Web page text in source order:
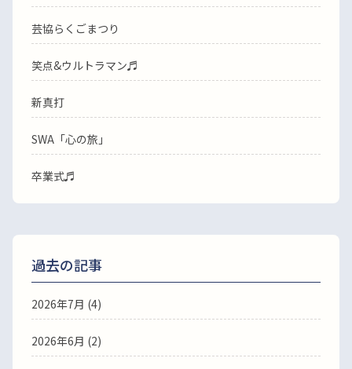
芸協らくごまつり
笑点&ウルトラマン♬
新真打
SWA「心の旅」
卒業式♬
過去の記事
2026年7月 (4)
2026年6月 (2)